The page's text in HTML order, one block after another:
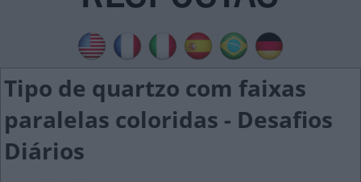
Tipo de quartzo com faixas
paralelas coloridas - Desafios
Diários